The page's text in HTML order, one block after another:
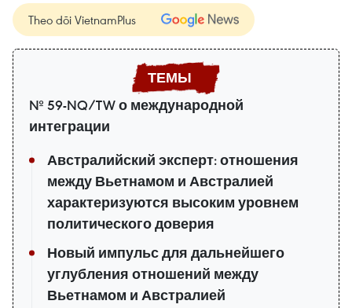
Theo dõi VietnamPlus
№ 59-NQ/TW о международной
интеграции
Австралийский эксперт: отношения
между Вьетнамом и Австралией
характеризуются высоким уровнем
политического доверия
Новый импульс для дальнейшего
углубления отношений между
Вьетнамом и Австралией